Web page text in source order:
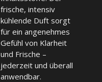
frische, intensiv
kühlende Duft sorgt
für ein angenehmes
Gefühl von Klarheit
und Frische –
jederzeit und überall
anwendbar.